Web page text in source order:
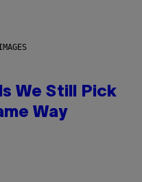
We Still Pick
Way